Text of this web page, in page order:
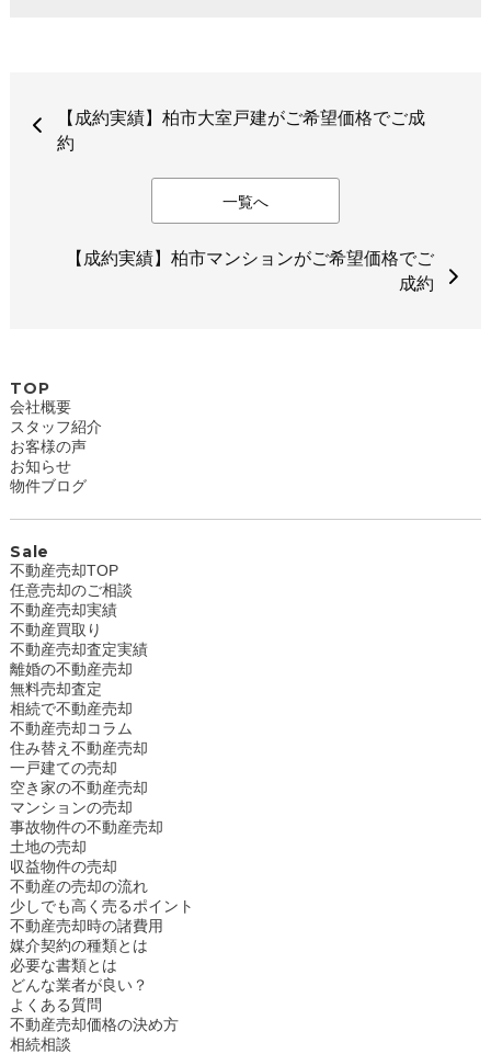
【成約実績】柏市大室戸建がご希望価格でご成
約
一覧へ
【成約実績】柏市マンションがご希望価格でご
成約
TOP
会社概要
スタッフ紹介
お客様の声
お知らせ
物件ブログ
Sale
不動産売却TOP
任意売却のご相談
不動産売却実績
不動産買取り
不動産売却査定実績
離婚の不動産売却
無料売却査定
相続で不動産売却
不動産売却コラム
住み替え不動産売却
一戸建ての売却
空き家の不動産売却
マンションの売却
事故物件の不動産売却
土地の売却
収益物件の売却
不動産の売却の流れ
少しでも高く売るポイント
不動産売却時の諸費用
媒介契約の種類とは
必要な書類とは
どんな業者が良い？
よくある質問
不動産売却価格の決め方
相続相談